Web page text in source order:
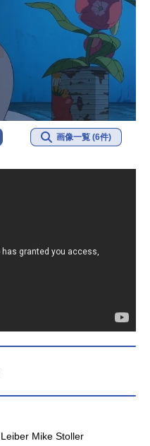
画像一覧 (6件)
Mike Stoller